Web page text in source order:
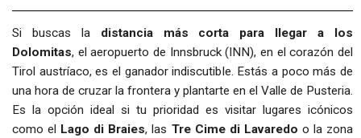
Si buscas la distancia más corta para llegar a los
Dolomitas, el aeropuerto de Innsbruck (INN), en el corazón del
Tirol austríaco, es el ganador indiscutible. Estás a poco más de
una hora de cruzar la frontera y plantarte en el Valle de Pusteria.
Es la opción ideal si tu prioridad es visitar lugares icónicos
como el Lago di Braies, las Tre Cime di Lavaredo o la zona